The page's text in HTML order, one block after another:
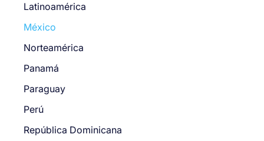
Latinoamérica
México
Norteamérica
Panamá
Paraguay
Perú
República Dominicana